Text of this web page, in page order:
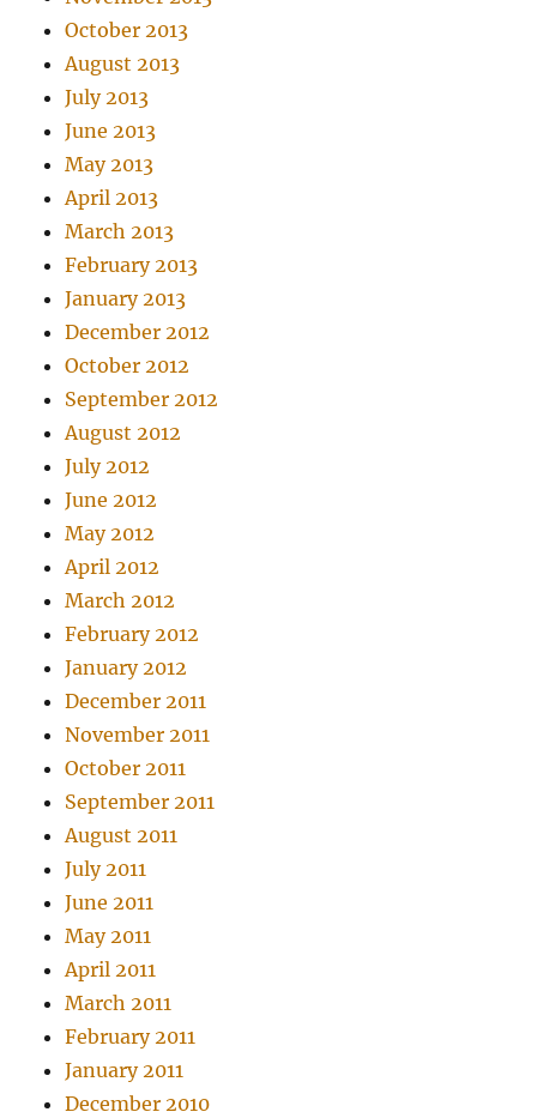
October 2013
August 2013
July 2013
June 2013
May 2013
April 2013
March 2013
February 2013
January 2013
December 2012
October 2012
September 2012
August 2012
July 2012
June 2012
May 2012
April 2012
March 2012
February 2012
January 2012
December 2011
November 2011
October 2011
September 2011
August 2011
July 2011
June 2011
May 2011
April 2011
March 2011
February 2011
January 2011
December 2010